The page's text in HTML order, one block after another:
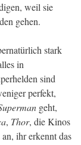
weil sie
gehen.
stark
in
sind
perfekt,
geht,
, Thor, die Kinos
ihr erkennt das